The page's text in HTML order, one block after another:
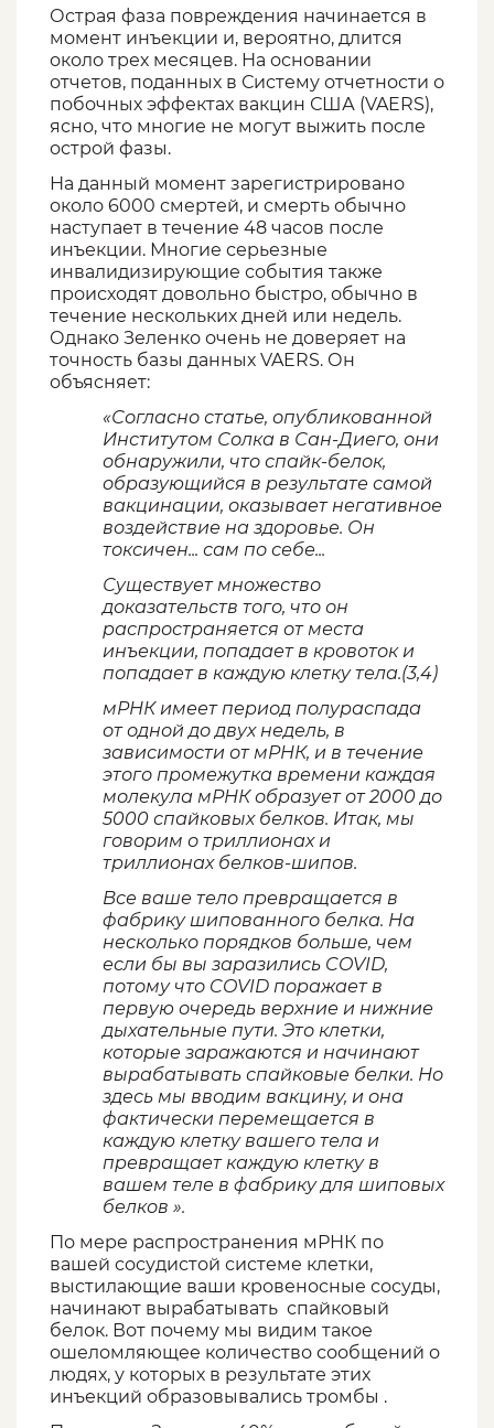
Острая фаза повреждения начинается в
момент инъекции и, вероятно, длится
около трех месяцев. На основании
отчетов, поданных в Систему отчетности о
побочных эффектах вакцин США (VAERS),
ясно, что многие не могут выжить после
острой фазы.
На данный момент зарегистрировано
около 6000 смертей, и смерть обычно
наступает в течение 48 часов после
инъекции. Многие серьезные
инвалидизирующие события также
происходят довольно быстро, обычно в
течение нескольких дней или недель.
Однако Зеленко очень не доверяет на
точность базы данных VAERS. Он
объясняет:
«Согласно статье, опубликованной
Институтом Солка в Сан-Диего, они
обнаружили, что спайк-белок,
образующийся в результате самой
вакцинации, оказывает негативное
воздействие на здоровье. Он
токсичен... сам по себе...
Существует множество
доказательств того, что он
распространяется от места
инъекции, попадает в кровоток и
попадает в каждую клетку тела.(3,4)
мРНК имеет период полураспада
от одной до двух недель, в
зависимости от мРНК, и в течение
этого промежутка времени каждая
молекула мРНК образует от 2000 до
5000 спайковых белков. Итак, мы
говорим о триллионах и
триллионах белков-шипов.
Все ваше тело превращается в
фабрику шипованного белка. На
несколько порядков больше, чем
если бы вы заразились COVID,
потому что COVID поражает в
первую очередь верхние и нижние
дыхательные пути. Это клетки,
которые заражаются и начинают
вырабатывать спайковые белки. Но
здесь мы вводим вакцину, и она
фактически перемещается в
каждую клетку вашего тела и
превращает каждую клетку в
вашем теле в фабрику для шиповых
белков ».
По мере распространения мРНК по
вашей сосудистой системе клетки,
выстилающие ваши кровеносные сосуды,
начинают вырабатывать спайковый
белок. Вот почему мы видим такое
ошеломляющее количество сообщений о
людях, у которых в результате этих
инъекций образовывались тромбы .